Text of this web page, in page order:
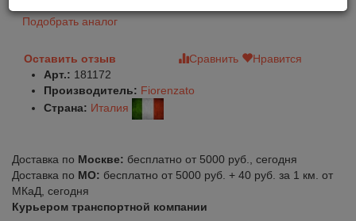
Подобрать аналог
Оставить отзыв Сравнить
Нравится
Арт.: 181172
Производитель: Fiorenzato
Страна: Италия
Доставка по Москве: бесплатно от 5000 руб., сегодня
Доставка по МО: бесплатно от 5000 руб. + 40 руб. за 1 км. от
МКаД, сегодня
Курьером транспортной компании